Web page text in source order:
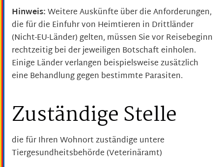
Hinweis:Weitere Auskünfte über die Anforderungen,
die für die Einfuhr von Heimtieren in Drittländer
(Nicht-EU-Länder) gelten, müssen Sie vor Reisebeginn
rechtzeitig bei der jeweiligen Botschaft einholen.
Einige Länder verlangen beispielsweise zusätzlich
eine Behandlung gegen bestimmte Parasiten.
Zuständige Stelle
die für Ihren Wohnort zuständige untere
Tiergesundheitsbehörde (Veterinäramt)